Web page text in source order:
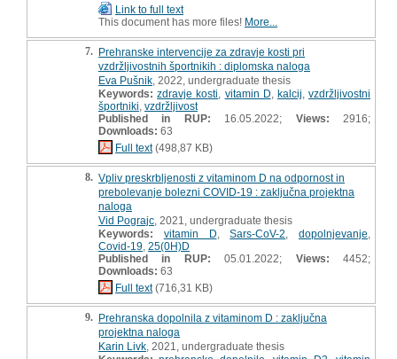
Link to full text
This document has more files! More...
7. Prehranske intervencije za zdravje kosti pri
vzdržljivostnih športnikih : diplomska naloga
Eva Pušnik , 2022, undergraduate thesis
Keywords: zdravje kosti vitamin D kalcij ,vzdržljivostni
športniki vzdržljivost
Published in RUP: 16.05.2022; Views: 2916;
Downloads: 63
Full text(498,87 KB)
8. Vpliv preskrbljenosti z vitaminom D na odpornost in
prebolevanje bolezni COVID-19 : zaključna projektna
naloga
Vid Pograjc , 2021, undergraduate thesis
Keywords:
vitamin D ,Sars-CoV-2 dopolnjevanje
Covid-19 25(0H)D
Published in RUP: 05.01.2022; Views: 4452;
Downloads: 63
Full text(716,31 KB)
9. Prehranska dopolnila z vitaminom D : zaključna
projektna naloga
Karin Livk , 2021, undergraduate thesis